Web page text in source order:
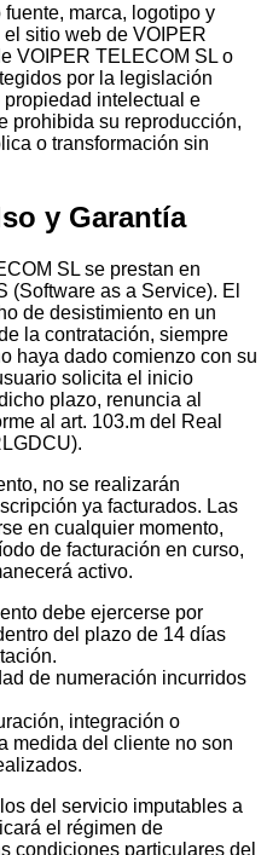
marca, logotipo y
sitio web de VOIPER
VOIPER TELECOM SL o
por la legislación
intelectual e
prohibida su reproducción,
o transformación sin
y Garantía
SL se prestan en
(Software as a Service). El
de desistimiento en un
la contratación, siempre
haya dado comienzo con su
solicita el inicio
plazo, renuncia al
al art. 103.m del Real
no se realizarán
ya facturados. Las
en cualquier momento,
de facturación en curso,
activo.
debe ejercerse por
del plazo de 14 días
de numeración incurridos
integración o
medida del cliente no son
del servicio imputables a
el régimen de
condiciones particulares del